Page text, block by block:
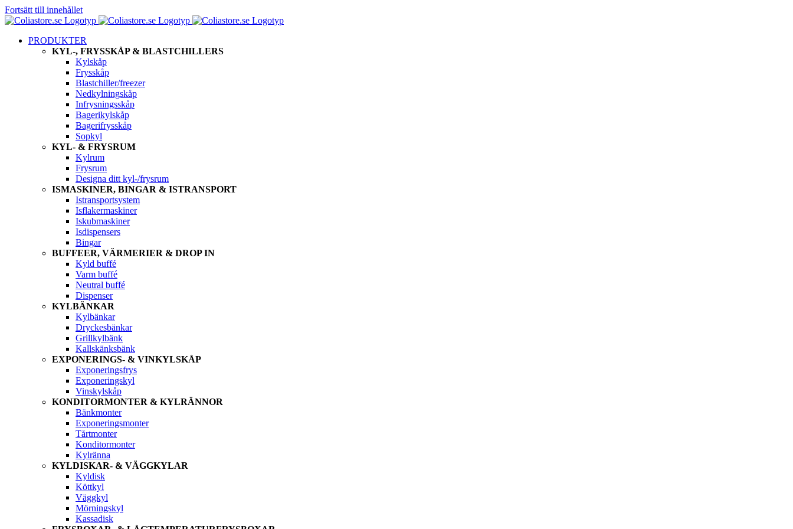
Fortsätt till innehållet
PRODUKTER
KYL-, FRYSSKÅP & BLASTCHILLERS
Kylskåp
Frysskåp
Blastchiller/freezer
Nedkylningskåp
Infrysningsskåp
Bagerikylskåp
Bagerifrysskåp
Sopkyl
KYL- & FRYSRUM
Kylrum
Frysrum
Designa ditt kyl-/frysrum
ISMASKINER, BINGAR & ISTRANSPORT
Istransportsystem
Isflakermaskiner
Iskubmaskiner
Isdispensers
Bingar
BUFFEER, VÄRMERIER & DROP IN
Kyld buffé
Varm buffé
Neutral buffé
Dispenser
KYLBÄNKAR
Kylbänkar
Dryckesbänkar
Grillkylbänk
Kallskänksbänk
EXPONERINGS- & VINKYLSKÅP
Exponeringsfrys
Exponeringskyl
Vinskylskåp
KONDITORMONTER & KYLRÄNNOR
Bänkmonter
Exponeringsmonter
Tårtmonter
Konditormonter
Kylränna
KYLDISKAR- & VÄGGKYLAR
Kyldisk
Köttkyl
Väggkyl
Mörningskyl
Kassadisk